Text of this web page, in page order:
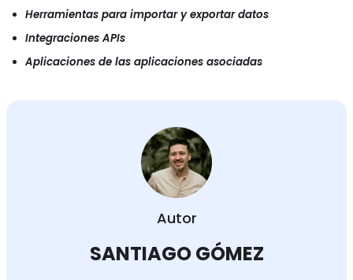
Herramientas para importar y exportar datos
Integraciones APIs
Aplicaciones de las aplicaciones asociadas
Autor
SANTIAGO GÓMEZ